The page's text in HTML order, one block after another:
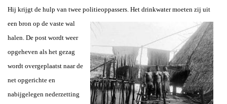
Hij krijgt de hulp van twee politieoppassers. Het drinkwater moeten zij uit
een bron op de vaste wal
halen. De post wordt weer
opgeheven als het gezag
wordt overgeplaatst naar de
net opgerichte en
nabijgelegen nederzetting